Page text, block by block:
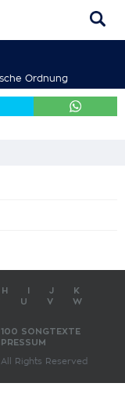
Ordnung
H J
K
U V
W
SONGTEXTE
Rights Reserved